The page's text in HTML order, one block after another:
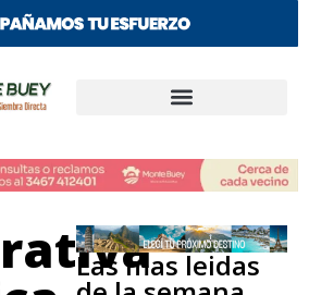
Las mas leidas